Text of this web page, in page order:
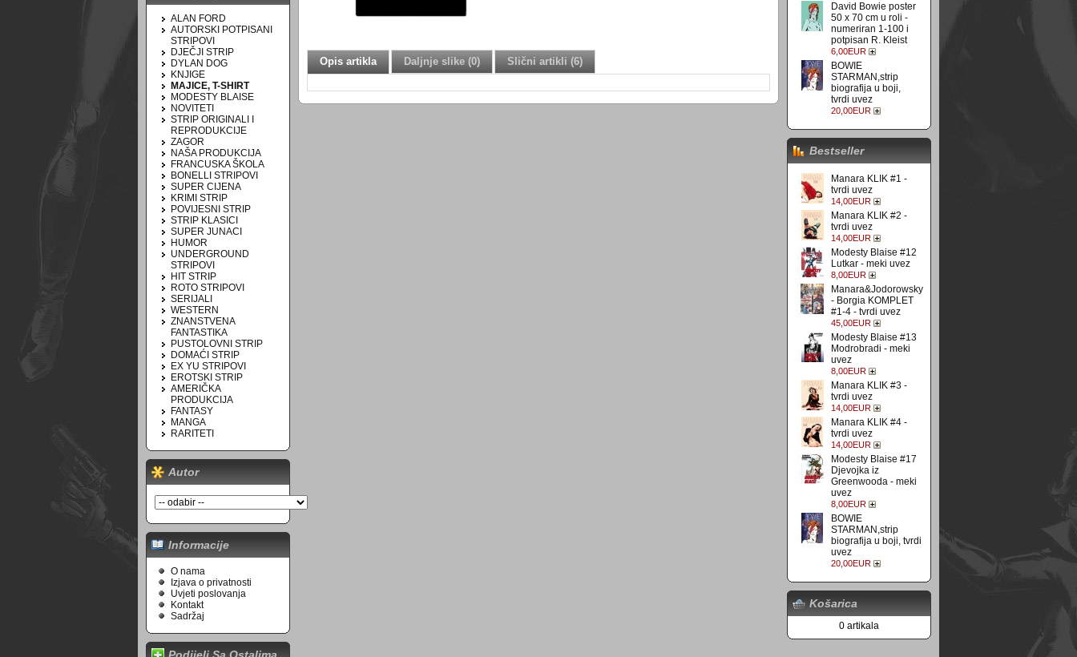
ALAN FORD
AUTORSKI POTPISANI
STRIPOVI
DJEČJI STRIP
DYLAN DOG
KNJIGE
MAJICE, T-SHIRT
MODESTY BLAISE
NOVITETI
STRIP ORIGINALI I
REPRODUKCIJE
ZAGOR
NAŠA PRODUKCIJA
FRANCUSKA ŠKOLA
BONELLI STRIPOVI
SUPER CIJENA
KRIMI STRIP
POVIJESNI STRIP
STRIP KLASICI
SUPER JUNACI
HUMOR
UNDERGROUND
STRIPOVI
HIT STRIP
ROTO STRIPOVI
SERIJALI
WESTERN
ZNANSTVENA
FANTASTIKA
PUSTOLOVNI STRIP
DOMAĆI STRIP
EX YU STRIPOVI
EROTSKI STRIP
AMERIČKA
PRODUKCIJA
FANTASY
MANGA
RARITETI
Autor
Informacije
O nama
Izjava o privatnosti
Uvjeti poslovanja
Kontakt
Sadržaj
David Bowie poster
50 x 70 cm u roli -
numeriran 1-100 i
potpisan R. Kleist
6,00EUR
BOWIE
STARMAN,strip
biografija u boji,
tvrdi uvez
20,00EUR
Bestseller
Manara KLIK #1 -
tvrdi uvez
14,00EUR
Manara KLIK #2 -
tvrdi uvez
14,00EUR
Modesty Blaise #12
Lutkar - meki uvez
8,00EUR
Manara&Jodorowsky
- Borgia KOMPLET
#1-4 - tvrdi uvez
45,00EUR
Modesty Blaise #13
Modrobradi - meki
uvez
8,00EUR
Manara KLIK #3 -
tvrdi uvez
14,00EUR
Manara KLIK #4 -
tvrdi uvez
14,00EUR
Modesty Blaise #17
Djevojka iz
Greenwooda - meki
uvez
8,00EUR
BOWIE
STARMAN,strip
biografija u boji, tvrdi
uvez
20,00EUR
Košarica
0 artikala
Opis artikla Daljnje slike (0) Slični artikli (6)